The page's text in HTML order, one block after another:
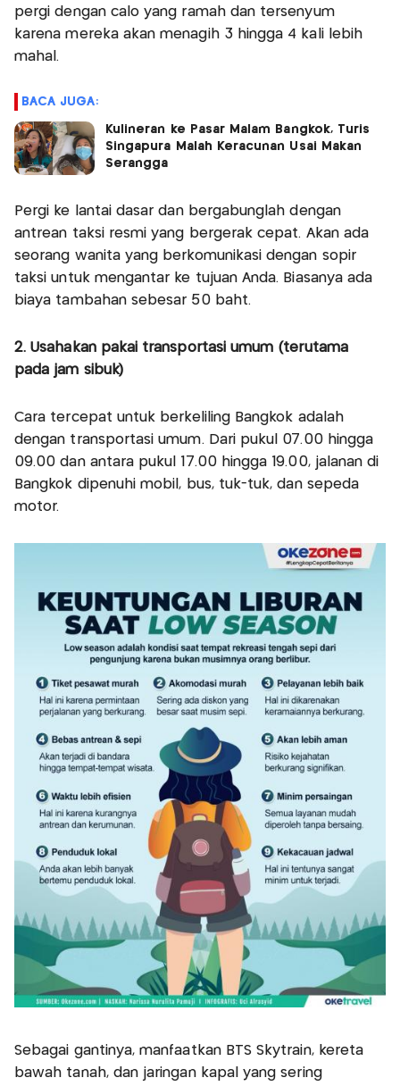
pergi dengan calo yang ramah dan tersenyum
karena mereka akan menagih 3 hingga 4 kali lebih
mahal.
BACA JUGA:
Kulineran ke Pasar Malam Bangkok, Turis
Singapura Malah Keracunan Usai Makan
Serangga
Pergi ke lantai dasar dan bergabunglah dengan
antrean taksi resmi yang bergerak cepat. Akan ada
seorang wanita yang berkomunikasi dengan sopir
taksi untuk mengantar ke tujuan Anda. Biasanya ada
biaya tambahan sebesar 50 baht.
2. Usahakan pakai transportasi umum (terutama
pada jam sibuk)
Cara tercepat untuk berkeliling Bangkok adalah
dengan transportasi umum. Dari pukul 07.00 hingga
09.00 dan antara pukul 17.00 hingga 19.00, jalanan di
Bangkok dipenuhi mobil, bus, tuk-tuk, dan sepeda
motor.
Sebagai gantinya, manfaatkan BTS Skytrain, kereta
bawah tanah, dan jaringan kapal yang sering